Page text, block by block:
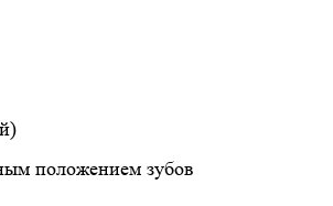
положением зубов